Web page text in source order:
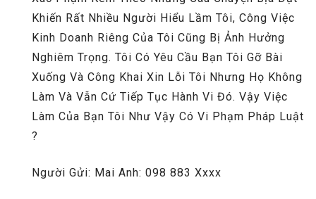
Khiến Rất Nhiều Người Hiểu Lầm Tôi, Công Việc
Kinh Doanh Riêng Của Tôi Cũng Bị Ảnh Hưởng
Nghiêm Trọng. Tôi Có Yêu Cầu Bạn Tôi Gỡ Bài
Xuống Và Công Khai Xin Lỗi Tôi Nhưng Họ Không
Làm Và Vẫn Cứ Tiếp Tục Hành Vi Đó. Vậy Việc
Làm Của Bạn Tôi Như Vậy Có Vi Phạm Pháp Luật
?
Người Gửi: Mai Anh: 098 883 Xxxx